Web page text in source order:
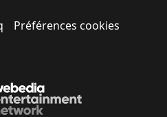
Préférences cookies